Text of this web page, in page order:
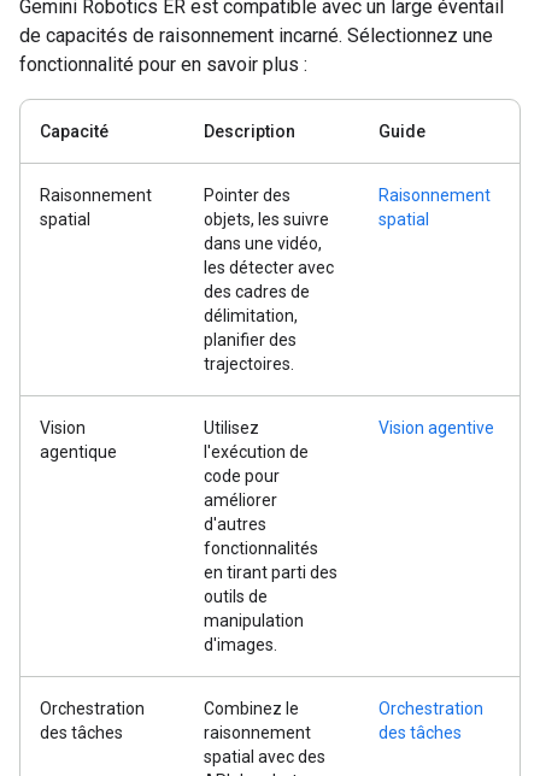
Gemini Robotics ER est compatible avec un large éventail
de capacités de raisonnement incarné. Sélectionnez une
fonctionnalité pour en savoir plus :
Capacité Description Guide
Raisonnement
spatial
Pointer des
objets, les suivre
dans une vidéo,
les détecter avec
des cadres de
délimitation,
planifier des
trajectoires.
Raisonnement
spatial
Vision
agentique
Utilisez
l'exécution de
code pour
améliorer
d'autres
fonctionnalités
en tirant parti des
outils de
manipulation
d'images.
Vision agentive
Orchestration
des tâches
Combinez le
raisonnement
spatial avec des
Orchestration
des tâches